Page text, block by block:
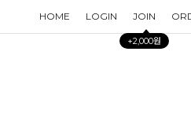
HOME LOGIN JOIN
+2,000원